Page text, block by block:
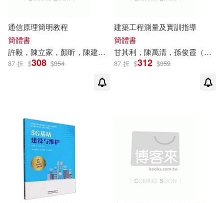
中共一大紀念館(1)
中共上海市崇明區委黨史研究室(1)
中共中央國務院(1)
中共中央組織部黨員教育中心組織
中共中央黨史研究室第一研究部(1)
中國書店(2)
中國檢察出版社(2)
中州古籍出版社(2)
中文在線(2) 人人出版(2)
人民美術出版社(2)
通信原理簡明教程
簡體書
許毅，陳立家，顏昕，陳建軍，
甘浪雄，汪祥莉（編）
87 折 $308 $354
建築工程測量及實訓指導
簡體書
甘其利，陳萬清，孫俊霞（主編）
87 折 $312 $359